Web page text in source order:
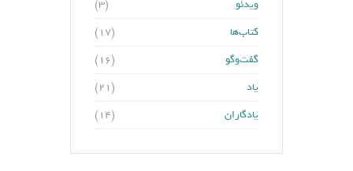
ویدئو
(۳)
کتاب‌ها
(۱۷)
گفت‌وگو
(۱۶)
یاد
(۲۱)
یادگاران
(۱۴)